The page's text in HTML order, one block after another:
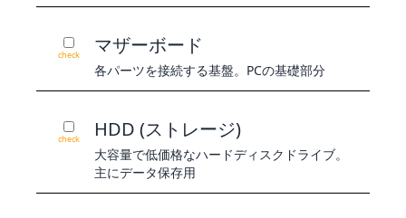
check マザーボード
各パーツを接続する基盤。PCの基礎部分
check HDD (ストレージ)
大容量で低価格なハードディスクドライブ。
主にデータ保存用